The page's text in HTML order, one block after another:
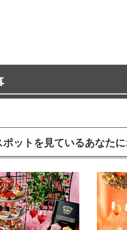
ポットを見ているあなた